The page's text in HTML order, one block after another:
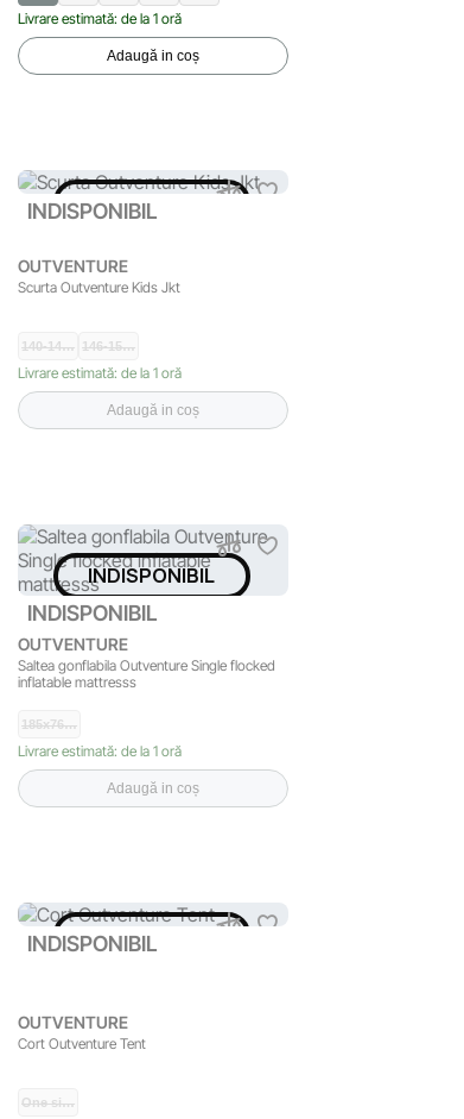
Livrare estimată: de la 1 oră
Adaugă in coș
INDISPONIBIL
INDISPONIBIL
OUTVENTURE
Scurta Outventure Kids Jkt
140-14… 146-15…
Livrare estimată: de la 1 oră
Adaugă in coș
INDISPONIBIL
INDISPONIBIL
OUTVENTURE
Saltea gonflabila Outventure Single flocked
inflatable mattresss
185x76…
Livrare estimată: de la 1 oră
Adaugă in coș
INDISPONIBIL
INDISPONIBIL
OUTVENTURE
Cort Outventure Tent
One si…